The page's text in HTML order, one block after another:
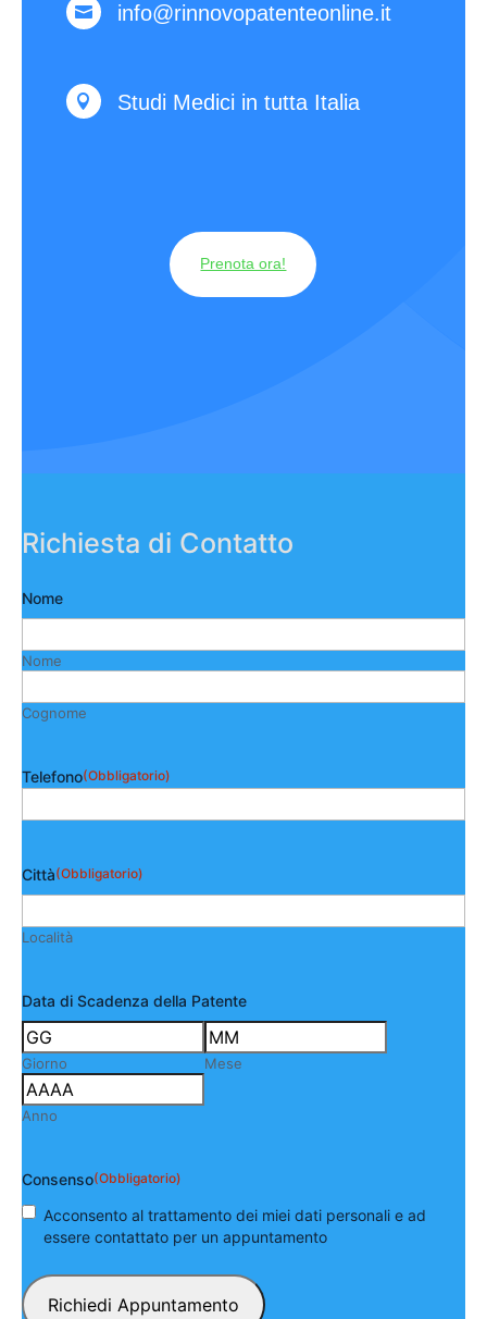
 info@rinnovopatenteonline.it
 Studi Medici in tutta Italia
Prenota ora!
Richiesta di Contatto
Nome
Nome
Cognome
Telefono(Obbligatorio)
Città(Obbligatorio)
Località
Data di Scadenza della Patente
Giorno Mese
Anno
Consenso(Obbligatorio)
Acconsento al trattamento dei miei dati personali e ad
essere contattato per un appuntamento